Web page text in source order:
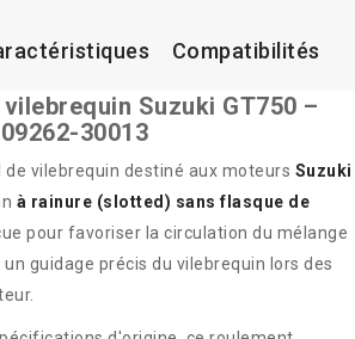
Compatibilités
Suzuki GT750 –
30013
de vilebrequin destiné aux moteurs Suzuki
à rainure (slotted) sans flasque de
pour favoriser la circulation du mélange
guidage précis du vilebrequin lors des